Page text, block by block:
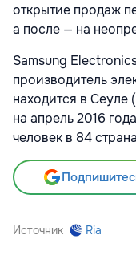
открытие продаж
а после — на
Samsung
производитель
находится в
на апрель 2016
человек в 84
Источник Ria